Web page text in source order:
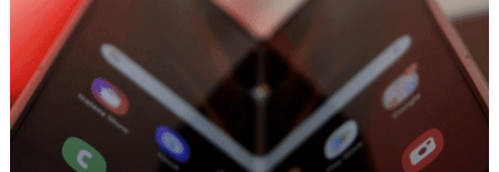
प्रभावित
हो
सकते